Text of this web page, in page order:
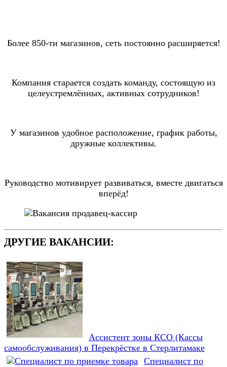
Более 850-ти магазинов, сеть постоянно расширяется!
Компания старается создать команду, состоящую из
целеустремлённых, активных сотрудников!
У магазинов удобное расположение, график работы,
дружные коллективы.
Руководство мотивирует развиваться, вместе двигаться
вперёд!
ДРУГИЕ ВАКАНСИИ:
Ассистент зоны КСО (Кассы
самообслуживания) в Перекрёстке в Стерлитамаке
Специалист по